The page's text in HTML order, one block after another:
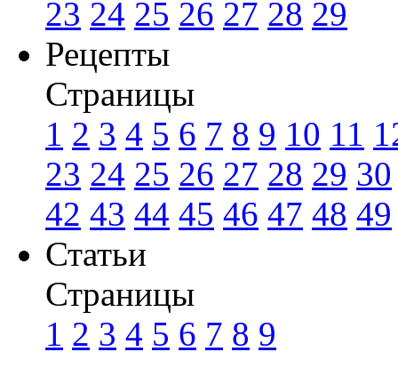
23 24 25 26 27 28 29
Рецепты
Страницы
1 2 3 4 5 6 7 8 9 10 11
23 24 25 26 27 28 29 30
42 43 44 45 46 47 48 49
Статьи
Страницы
1 2 3 4 5 6 7 8 9